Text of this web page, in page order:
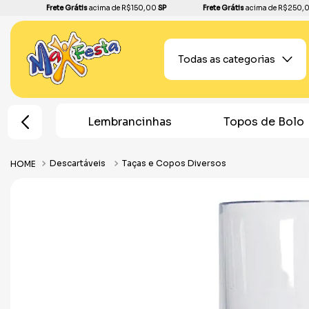
Frete Grátisacima de R$150,00 SP Frete Grátisacima de
Todas as categorias
Festa Lembrancinhas Topos de Bolo
Descartáveis Taças e Copos Diversos